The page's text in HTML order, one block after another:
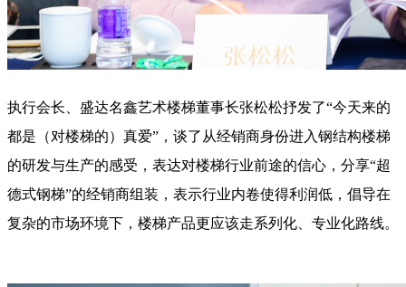
执行会长、盛达名鑫艺术楼梯董事长张松松抒发了“今天来的
都是（对楼梯的）真爱”，谈了从经销商身份进入钢结构楼梯
的研发与生产的感受，表达对楼梯行业前途的信心，分享“超
德式钢梯”的经销商组装，表示行业内卷使得利润低，倡导在
复杂的市场环境下，楼梯产品更应该走系列化、专业化路线。